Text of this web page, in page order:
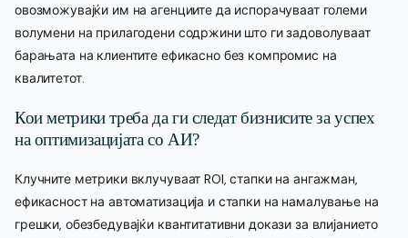
овозможувајќи им на агенциите да испорачуваат големи
волумени на прилагодени содржини што ги задоволуваат
барањата на клиентите ефикасно без компромис на
квалитетот.
Кои метрики треба да ги следат бизнисите за успех
на оптимизацијата со АИ?
Клучните метрики вклучуваат ROI, стапки на ангажман,
ефикасност на автоматизација и стапки на намалување на
грешки, обезбедувајќи квантитативни докази за влијанието